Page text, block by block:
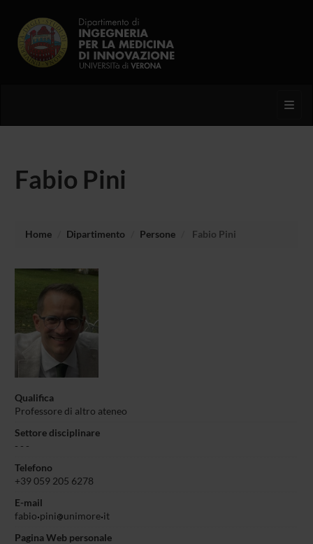
Fabio Pini
Home Dipartimento Persone Fabio Pini
Qualifica
Professore di altro ateneo
Settore disciplinare
- - -
Telefono
+39 059 205 6278
E-mail
fabio pini unimore it
Pagina Web personale